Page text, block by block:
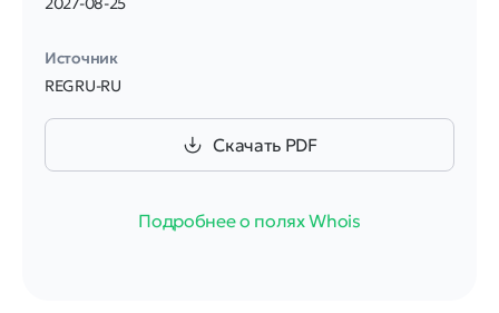
Источник
REGRU-RU
Скачать PDF
Подробнее о полях Whois